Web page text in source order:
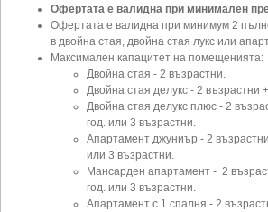
Офертата е валидна при минимален
Офертата е валидна при минимум 2
в двойна стая, двойна стая лукс или
Максимален капацитет на помещенията:
Двойна стая - 2 възрастни.
Двойна стая делукс - 2 възрастни
Двойна стая делукс плюс - 2
год. или 3 възрастни.
Апартамент джуниър - 2
или 3 възрастни.
Мансарден апартамент - 2
год. или 3 възрастни.
Апартамент с 1 спалня - 2